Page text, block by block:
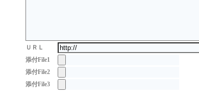
ＵＲＬ
添付File1
添付File2
添付File3